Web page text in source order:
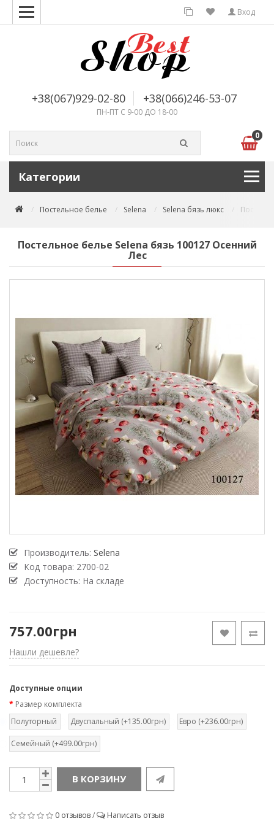
Вход
+38(067)929-02-80 +38(066)246-53-07
ПН-ПТ С 9-00 ДО 18-00
0
Категории
Постельное белье Selena Selena бязь люкс
Постельное белье Selena бязь 100127 Осенний
Лес
Производитель: Selena
Код товара: 2700-02
Доступность: На складе
757.00грн
Нашли дешевле?
Доступные опции
Размер комплекта
Полуторный
Двуспальный (+135.00грн) Евро (+236.00грн)
Семейный (+499.00грн)
В КОРЗИНУ
0 отзывов/ Написать отзыв